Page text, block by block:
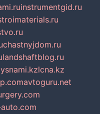
instrumentgid.ru
chastnyjdom.ru
landshaftblog.ru
lcna.kz
avtoguru.net